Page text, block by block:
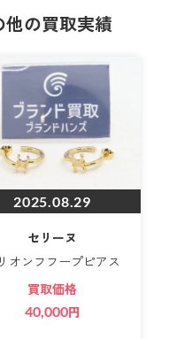
の買取実績
2025.08.29
セリーヌ
オンフフープピアス
買取価格
40,000円